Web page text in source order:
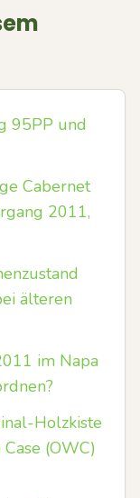
95PP und
Cabernet
2011,
älteren
im Napa
Holzkiste
(OWC)